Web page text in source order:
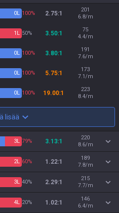
0L 100% 2.75:1
201
6.8/m
1 L 50% 3.50:1
75
4.4/m
0L 100% 3.80:1
191
7.6/m
0L 100% 5.75:1
173
7.1/m
0L 100% 19.00:1
223
8.4/m
lisää
3L 79% 3.13:1
220
8.6/m
2L 60% 1.22:1
189
7.8/m
3L 40% 2.29:1
215
7.7/m
4L 20% 1.02:1
146
6.4/m